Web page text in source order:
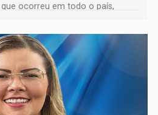
ocorreu em todo o país,